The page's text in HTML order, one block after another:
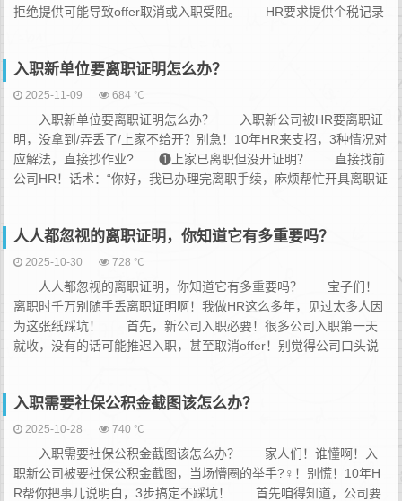
拒绝提供可能导致offer取消或入职受阻。 HR要求提供个税记录
税APP中的纳税明细可直...
入职新单位要离职证明怎么办？
2025-11-09 684 ℃
入职新单位要离职证明怎么办？ 入职新公司被HR要离职证
明，没拿到/弄丢了/上家不给开？别急！10年HR来支招，3种情况对
应解法，直接抄作业? ❶上家已离职但没开证明？ 直接找前
公司HR！话术：“你好，我已办理完离职手续，麻烦帮忙开具离职证
人人都忽视的离职证明，你知道它有多重要吗？
2025-10-30 728 ℃
人人都忽视的离职证明，你知道它有多重要吗？ 宝子们！
离职时千万别随手丢离职证明啊！我做HR这么多年，见过太多人因
为这张纸踩坑！ 首先，新公司入职必要！很多公司入职第一天
就收，没有的话可能推迟入职，甚至取消offer！别觉得公司口头说
手续根本办不了，到时候补缴又花...
入职需要社保公积金截图该怎么办？
2025-10-28 740 ℃
入职需要社保公积金截图该怎么办？ 家人们！谁懂啊！入
职新公司被要社保公积金截图，当场懵圈的举手?‍♀️！别慌！10年H
R帮你把事儿说明白，3步搞定不踩坑！ 首先咱得知道，公司要